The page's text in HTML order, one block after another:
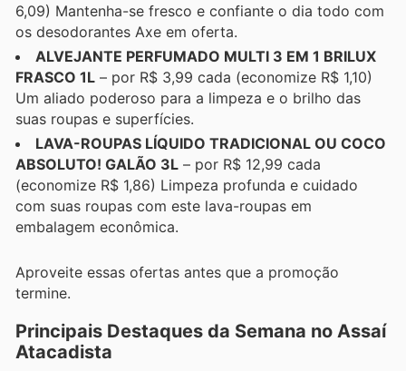
6,09) Mantenha-se fresco e confiante o dia todo com
os desodorantes Axe em oferta.
ALVEJANTE PERFUMADO MULTI 3 EM 1 BRILUX
FRASCO 1L – por R$ 3,99 cada (economize R$ 1,10)
Um aliado poderoso para a limpeza e o brilho das
suas roupas e superfícies.
LAVA-ROUPAS LÍQUIDO TRADICIONAL OU COCO
ABSOLUTO! GALÃO 3L – por R$ 12,99 cada
(economize R$ 1,86) Limpeza profunda e cuidado
com suas roupas com este lava-roupas em
embalagem econômica.
Aproveite essas ofertas antes que a promoção
termine.
Principais Destaques da Semana no Assaí
Atacadista